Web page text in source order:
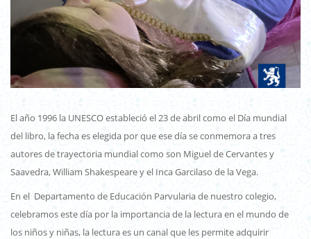
El año 1996 la UNESCO estableció el 23 de abril como el Día mundial
del libro, la fecha es elegida por que ese día se conmemora a tres
autores de trayectoria mundial como son Miguel de Cervantes y
Saavedra, William Shakespeare y el Inca Garcilaso de la Vega.
En el Departamento de Educación Parvularia de nuestro colegio,
celebramos este día por la importancia de la lectura en el mundo de
los niños y niñas, la lectura es un canal que les permite adquirir